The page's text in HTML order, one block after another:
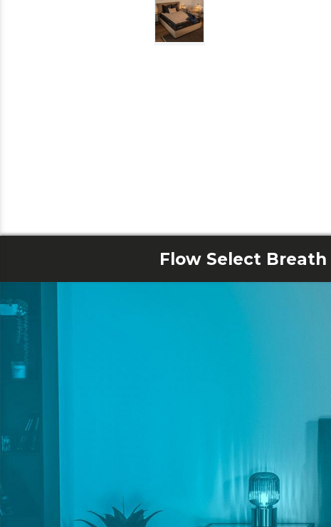
Flow Select Breath